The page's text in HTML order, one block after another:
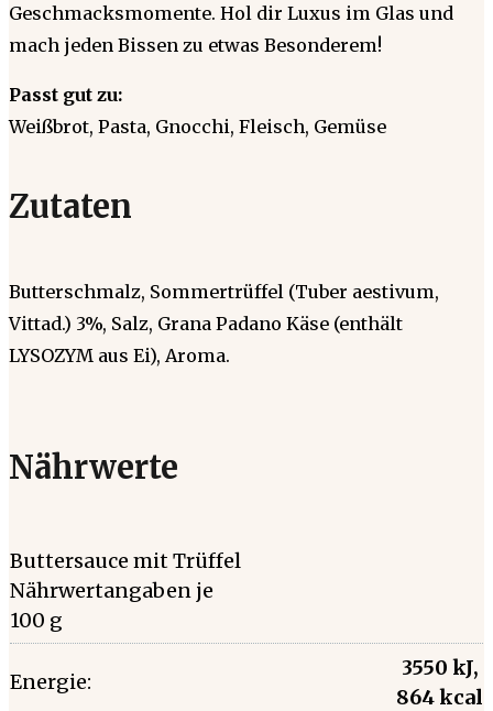
Geschmacksmomente. Hol dir Luxus im Glas und
mach jeden Bissen zu etwas Besonderem!
Passt gut zu:
Weißbrot, Pasta, Gnocchi, Fleisch, Gemüse
Zutaten
Butterschmalz, Sommertrüffel (Tuber aestivum,
Vittad.) 3%, Salz, Grana Padano Käse (enthält
LYSOZYM aus Ei), Aroma.
Nährwerte
Buttersauce mit Trüffel
Nährwertangaben je
100 g
Energie:
3550 kJ,
864 kcal